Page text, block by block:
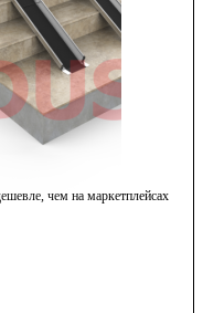
чем на маркетплейсах